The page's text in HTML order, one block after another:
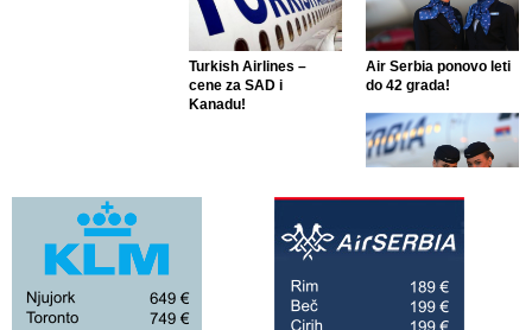
Turkish Airlines –
cene za SAD i
Kanadu!
Air Serbia ponovo leti
do 42 grada!
Air Serbia ponovo leti